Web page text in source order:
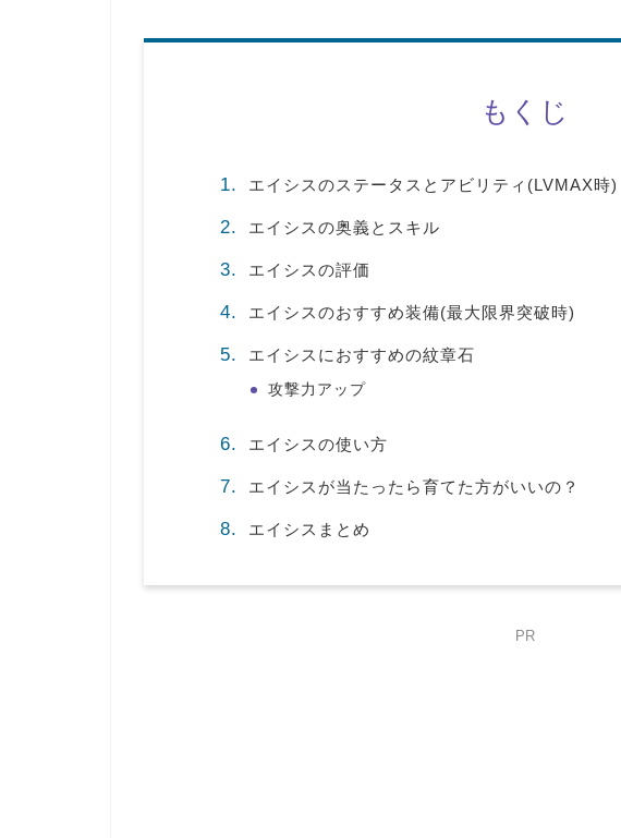
もくじ
エイシスのステータスとアビリティ(LVMAX時)
エイシスの奥義とスキル
エイシスの評価
エイシスのおすすめ装備(最大限界突破時)
エイシスにおすすめの紋章石
攻撃力アップ
エイシスの使い方
エイシスが当たったら育てた方がいいの？
エイシスまとめ
PR